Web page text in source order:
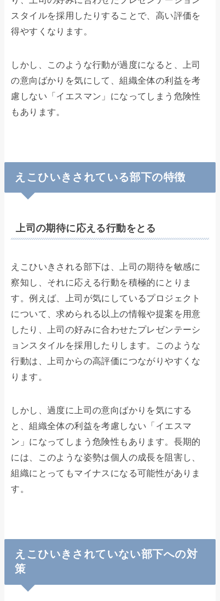
スタイルを採用したりすることで、高い評価を
得やすくなります。
しかし、このような行動が過度になると、上司
の意向ばかりを気にして、組織全体の利益を考
慮しない「イエスマン」になってしまう危険性
もあります。
えこひいきされている部下の特徴
上司の期待に応える行動をとる
えこひいきされる部下は、上司の期待を敏感に
察知し、それに応える行動を積極的にとりま
す。例えば、上司が気にしているプロジェクト
について、求められる以上の情報や提案を用意
したり、上司の好みに合わせたプレゼンテーシ
ョンスタイルを採用したりします。このような
行動は、上司からの高評価につながりやすくな
ります。
しかし、過度に上司の意向ばかりを気にする
と、組織全体の利益を考慮しない「イエスマ
ン」になってしまう危険性もあります。長期的
には、このような姿勢は個人の成長を阻害し、
組織にとってもマイナスになる可能性がありま
す。
えこひいきされていない部下への対
策